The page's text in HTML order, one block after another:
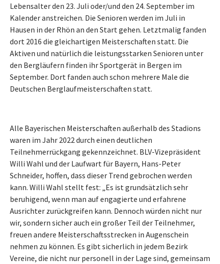
Lebensalter den 23. Juli oder/und den 24. September im
Kalender anstreichen. Die Senioren werden im Juli in
Hausen in der Rhön an den Start gehen. Letztmalig fanden
dort 2016 die gleichartigen Meisterschaften statt. Die
Aktiven und natürlich die leistungsstarken Senioren unter
den Bergläufern finden ihr Sportgerät in Bergen im
September. Dort fanden auch schon mehrere Male die
Deutschen Berglaufmeisterschaften statt.
Alle Bayerischen Meisterschaften außerhalb des Stadions
waren im Jahr 2022 durch einen deutlichen
Teilnehmerrückgang gekennzeichnet. BLV-Vizepräsident
Willi Wahl und der Laufwart für Bayern, Hans-Peter
Schneider, hoffen, dass dieser Trend gebrochen werden
kann. Willi Wahl stellt fest: „Es ist grundsätzlich sehr
beruhigend, wenn man auf engagierte und erfahrene
Ausrichter zurückgreifen kann. Dennoch würden nicht nur
wir, sondern sicher auch ein großer Teil der Teilnehmer,
freuen andere Meisterschaftsstrecken in Augenschein
nehmen zu können. Es gibt sicherlich in jedem Bezirk
Vereine, die nicht nur personell in der Lage sind, gemeinsam